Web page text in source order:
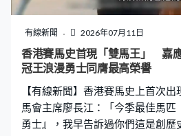
有線新聞 2026年07月11日
香港賽馬史首現「雙馬王」 嘉
冠王浪漫勇士同膺最高榮譽
【有線新聞】香港賽馬史上首次
馬會主席廖長江：「今季最佳馬匹
勇士』，我早告訴過你們這是創歷